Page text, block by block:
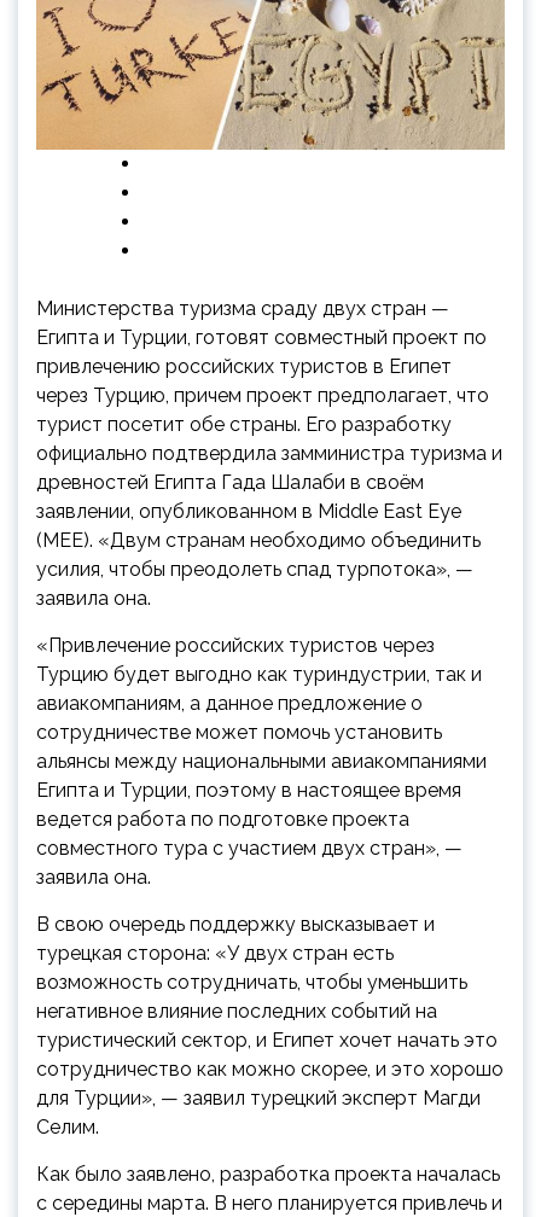
Министерства туризма сраду двух стран —
Египта и Турции, готовят совместный проект по
привлечению российских туристов в Египет
через Турцию, причем проект предполагает, что
турист посетит обе страны. Его разработку
официально подтвердила замминистра туризма и
древностей Египта Гада Шалаби в своём
заявлении, опубликованном в Middle East Eye
(MEE). «Двум странам необходимо объединить
усилия, чтобы преодолеть спад турпотока», —
заявила она.
«Привлечение российских туристов через
Турцию будет выгодно как туриндустрии, так и
авиакомпаниям, а данное предложение о
сотрудничестве может помочь установить
альянсы между национальными авиакомпаниями
Египта и Турции, поэтому в настоящее время
ведется работа по подготовке проекта
совместного тура с участием двух стран», —
заявила она.
В свою очередь поддержку высказывает и
турецкая сторона: «У двух стран есть
возможность сотрудничать, чтобы уменьшить
негативное влияние последних событий на
туристический сектор, и Египет хочет начать это
сотрудничество как можно скорее, и это хорошо
для Турции», — заявил турецкий эксперт Магди
Селим.
Как было заявлено, разработка проекта началась
с середины марта. В него планируется привлечь и